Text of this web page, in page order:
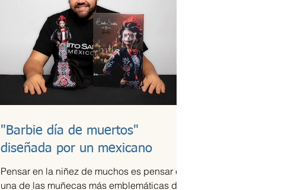
"Barbie día de muertos"
diseñada por un mexicano
Pensar en la niñez de muchos es pensar en
una de las muñecas más emblemáticas de